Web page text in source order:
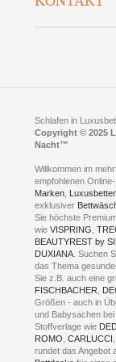
Presse
Jobs
Fotoalbum
Hagen
Kontakt
Neuer
Kontakt via:
Kontakt via:
mögliche
MO und DI
MI - FR 11 bis
SA 11 bis 15
Schlafen in
Copyright © 2025
Nacht™
Willkommen im
empfohlenen
Marken
exklusiver
Sie höchste
wieVISPRING ,
BEAUTYREST by
DUXIANA . Suchen
das Thema
Sie z.B. auch eine
FISCHBACHER
Größen - auch in
und Babysachen bei
Stoffverlage wie
ROMO ,CARLUCCI
rundet das Angebot